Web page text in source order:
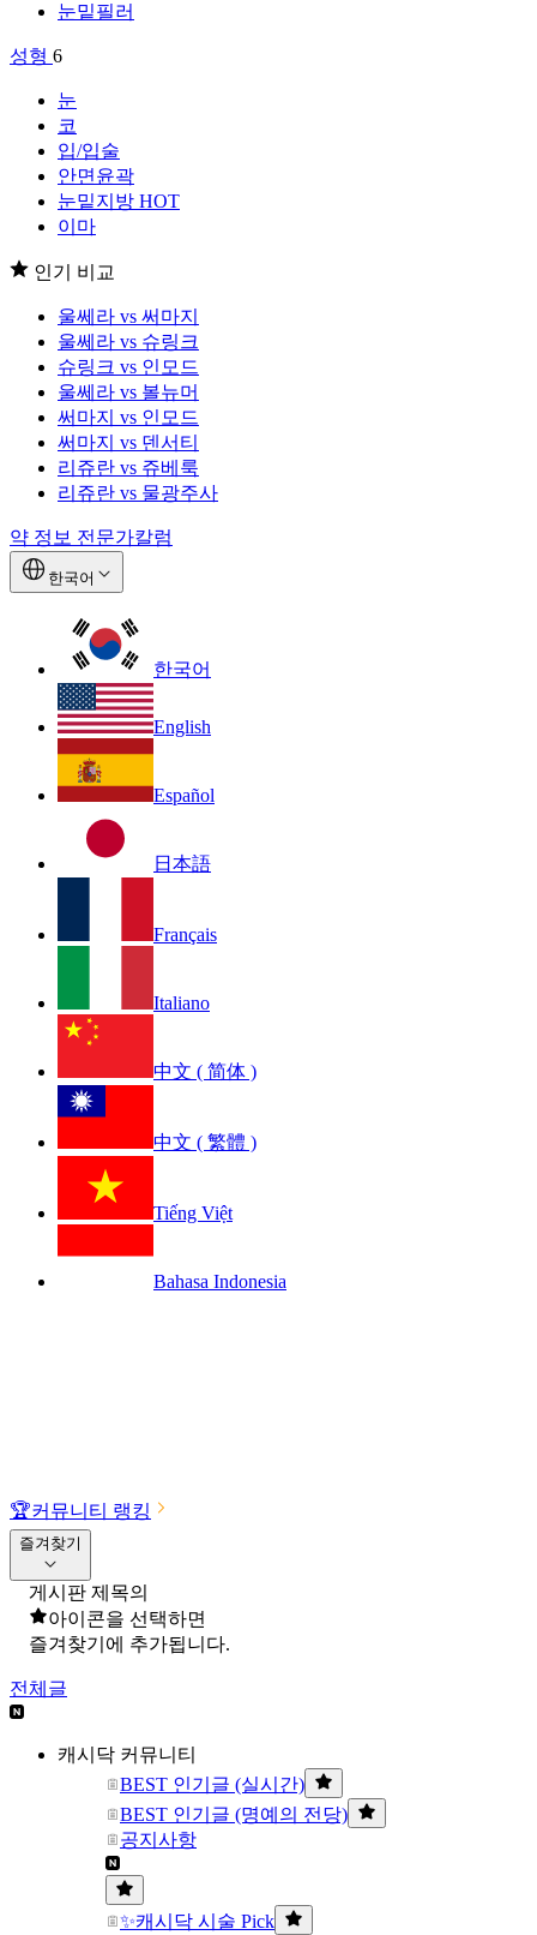
눈밑필러
성형 6
눈
코
입/입술
안면윤곽
눈밑지방 HOT
이마
인기 비교
울쎄라 vs 써마지
울쎄라 vs 슈링크
슈링크 vs 인모드
울쎄라 vs 볼뉴머
써마지 vs 인모드
써마지 vs 덴서티
리쥬란 vs 쥬베룩
리쥬란 vs 물광주사
약 정보 전문가칼럼
한국어
한국어
English
Español
日本語
Français
Italiano
中文 ( 简体 )
中文 ( 繁體 )
Tiếng Việt
Bahasa Indonesia
🏆커뮤니티 랭킹
즐겨찾기
게시판 제목의
아이콘을 선택하면
즐겨찾기에 추가됩니다.
전체글
캐시닥 커뮤니티
BEST 인기글 (실시간)
BEST 인기글 (명예의 전당)
공지사항
✨캐시닥 시술 Pick